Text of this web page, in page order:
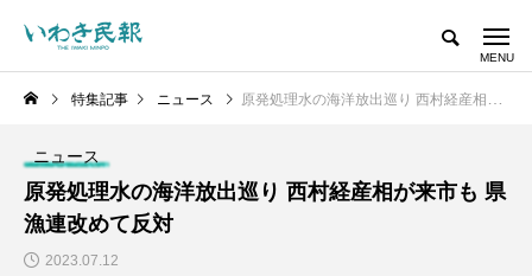
特集記事 ニュース 原発処理水の海洋放出巡り 西村経産相が来市も 県漁連改めて反対
ニュース
原発処理水の海洋放出巡り 西村経産相が来市も 県
漁連改めて反対
2023.07.12